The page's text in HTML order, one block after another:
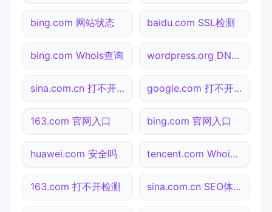
bing.com 网站状态 baidu.com SSL检测
bing.com Whois查询 wordpress.org DNS解析
sina.com.cn 打不开检测 google.com 打不开检测
163.com 官网入口 bing.com 官网入口
huawei.com 安全吗 tencent.com Whois查询
163.com 打不开检测 sina.com.cn SEO体检